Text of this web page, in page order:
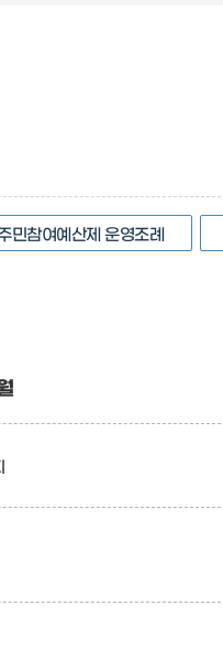
민참여예산제 운영조례